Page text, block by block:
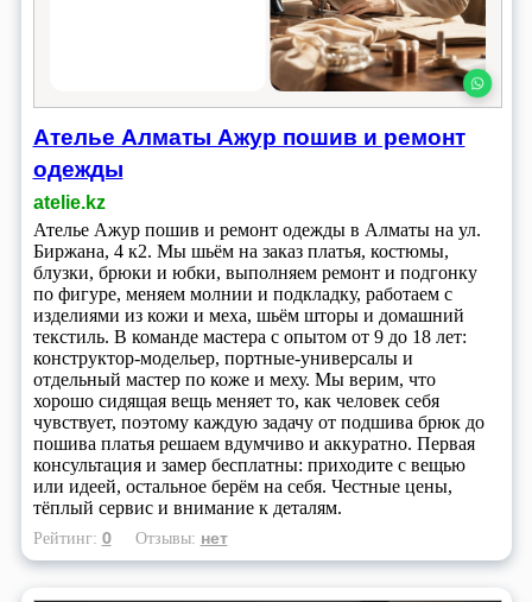
Ателье Алматы Ажур пошив и ремонт
одежды
atelie.kz
Ателье Ажур пошив и ремонт одежды в Алматы на ул.
Биржана, 4 к2. Мы шьём на заказ платья, костюмы,
блузки, брюки и юбки, выполняем ремонт и подгонку
по фигуре, меняем молнии и подкладку, работаем с
изделиями из кожи и меха, шьём шторы и домашний
текстиль. В команде мастера с опытом от 9 до 18 лет:
конструктор-модельер, портные-универсалы и
отдельный мастер по коже и меху. Мы верим, что
хорошо сидящая вещь меняет то, как человек себя
чувствует, поэтому каждую задачу от подшива брюк до
пошива платья решаем вдумчиво и аккуратно. Первая
консультация и замер бесплатны: приходите с вещью
или идеей, остальное берём на себя. Честные цены,
тёплый сервис и внимание к деталям.
Рейтинг: 0 Отзывы: нет